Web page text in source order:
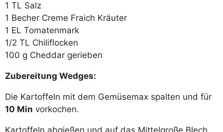
1 TL Salz
1 Becher Creme Fraich Kräuter
1 EL Tomatenmark
1/2 TL Chiliflocken
100 g Cheddar gerieben
Zubereitung Wedges:
Die Kartoffeln mit dem Gemüsemax spalten und für
10 Min vorkochen.